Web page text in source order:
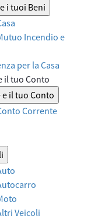
i tuoi Beni
Incendio e
per la Casa
il tuo Conto
e il tuo Conto
Corrente
Veicoli